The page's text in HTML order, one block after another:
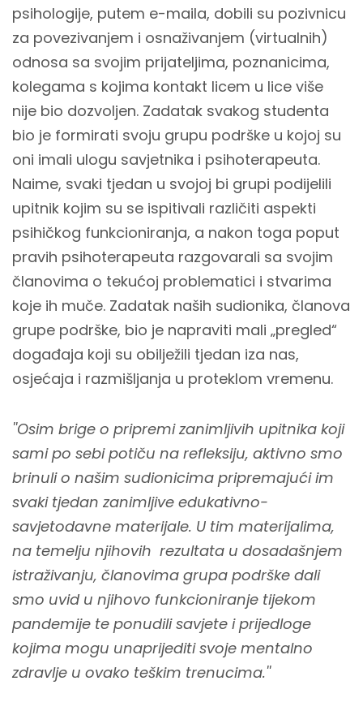
psihologije, putem e-maila, dobili su pozivnicu
za povezivanjem i osnaživanjem (virtualnih)
odnosa sa svojim prijateljima, poznanicima,
kolegama s kojima kontakt licem u lice više
nije bio dozvoljen. Zadatak svakog studenta
bio je formirati svoju grupu podrške u kojoj su
oni imali ulogu savjetnika i psihoterapeuta.
Naime, svaki tjedan u svojoj bi grupi podijelili
upitnik kojim su se ispitivali različiti aspekti
psihičkog funkcioniranja, a nakon toga poput
pravih psihoterapeuta razgovarali sa svojim
članovima o tekućoj problematici i stvarima
koje ih muče. Zadatak naših sudionika, članova
grupe podrške, bio je napraviti mali „pregled“
događaja koji su obilježili tjedan iza nas,
osjećaja i razmišljanja u proteklom vremenu.
''Osim brige o pripremi zanimljivih upitnika koji
sami po sebi potiču na refleksiju, aktivno smo
brinuli o našim sudionicima pripremajući im
svaki tjedan zanimljive edukativno-
savjetodavne materijale. U tim materijalima,
na temelju njihovih rezultata u dosadašnjem
istraživanju, članovima grupa podrške dali
smo uvid u njihovo funkcioniranje tijekom
pandemije te ponudili savjete i prijedloge
kojima mogu unaprijediti svoje mentalno
zdravlje u ovako teškim trenucima.''